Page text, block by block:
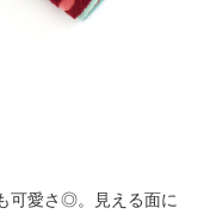
可愛さ◎。見える面に